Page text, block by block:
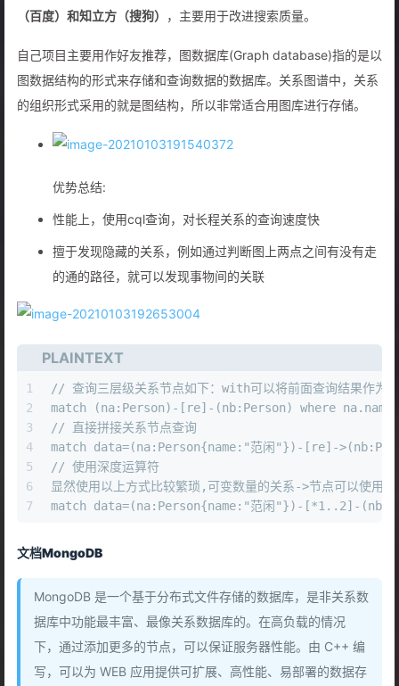
（百度）和知立方（搜狗）
，主要用于改进搜索质量。
自己项目主要用作好友推荐，图数据库(Graph database)指的是以
图数据结构的形式来存储和查询数据的数据库。关系图谱中，关系
的组织形式采用的就是图结构，所以非常适合用图库进行存储。
优势总结:
性能上，使用cql查询，对长程关系的查询速度快
擅于发现隐藏的关系，例如通过判断图上两点之间有没有走
的通的路径，就可以发现事物间的关联
PLAINTEXT
1
2
3
4
5
6
7
// 查询三层级关系节点如下：with可以将前面查询结果作为
match (na:Person)-[re]-(nb:Person) where
// 直接拼接关系节点查询
match data=(na:Person{name:"范闲"})-[re]-
// 使用深度运算符
显然使用以上方式比较繁琐,可变数量的关系->节点可以使
match data=(na:Person{name:"范闲"})-[*1..2]-
文档MongoDB
MongoDB 是一个基于分布式文件存储的数据库，是非关系数
据库中功能最丰富、最像关系数据库的。在高负载的情况
下，通过添加更多的节点，可以保证服务器性能。由 C++ 编
写，可以为 WEB 应用提供可扩展、高性能、易部署的数据存